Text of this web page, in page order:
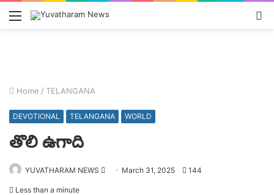
Menu
Home / TELANGANA
DEVOTIONAL TELANGANA WORLD
తొలి ఉగాది
YUVATHARAM NEWS
Send March 31, 2025 144
Less than a minute